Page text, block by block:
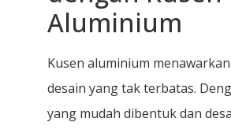
Aluminium
Kusen aluminium
desain yang tak terbatas.
yang mudah dibentuk dan